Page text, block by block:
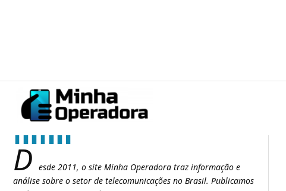
D esde 2011, o site Minha Operadora traz informação e
análise sobre o setor de telecomunicações no Brasil. Publicamos